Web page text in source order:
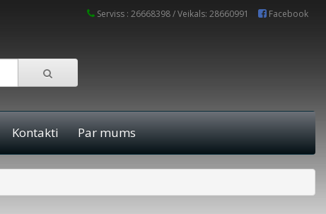
Serviss : 26668398 / Veikals: 28660991 Facebook
Kontakti Par mums